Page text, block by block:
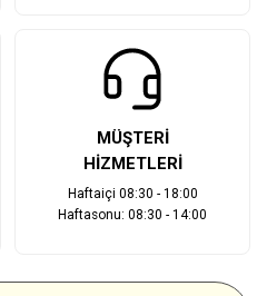
MÜŞTERİ
HİZMETLERİ
Haftaiçi 08:30 - 18:00
Haftasonu: 08:30 - 14:00